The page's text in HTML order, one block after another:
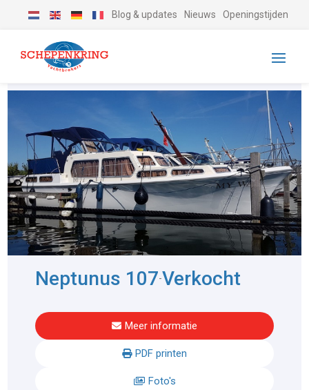
Blog & updates Nieuws Openingstijden
Neptunus 107-Verkocht
Meer informatie
PDF printen
Foto's